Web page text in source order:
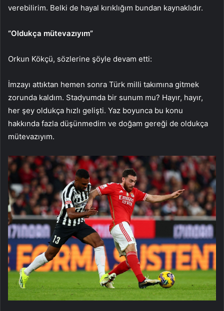
verebilirim. Belki de hayal kırıklığım bundan kaynaklıdır.
“Oldukça mütevazıyım”
Orkun Kökçü, sözlerine şöyle devam etti:
İmzayı attıktan hemen sonra Türk milli takımına gitmek
zorunda kaldım. Stadyumda bir sunum mu? Hayır, hayır,
her şey oldukça hızlı gelişti. Yaz boyunca bu konu
hakkında fazla düşünmedim ve doğam gereği de oldukça
mütevazıyım.